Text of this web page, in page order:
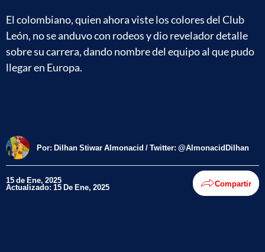
El colombiano, quien ahora viste los colores del Club
León, no se anduvo con rodeos y dio revelador detalle
sobre su carrera, dando nombre del equipo al que pudo
llegar en Europa.
Por: Dilhan Stiwar Almonacid / Twitter: @AlmonacidDilhan
15 de Ene, 2025
Actualizado: 15 De Ene, 2025 Compartir